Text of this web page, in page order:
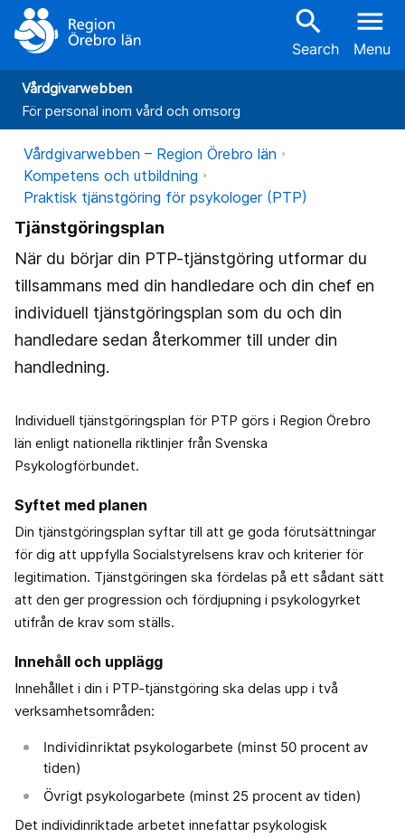
search
Search
menu
Menu
Vårdgivarwebben
För personal inom vård och omsorg
Vårdgivarwebben – Region Örebro län
Kompetens och utbildning
Praktisk tjänstgöring för psykologer (PTP)
Tjänstgöringsplan
När du börjar din PTP-tjänstgöring utformar du
tillsammans med din handledare och din chef en
individuell tjänstgöringsplan som du och din
handledare sedan återkommer till under din
handledning.
Individuell tjänstgöringsplan för PTP görs i Region Örebro
län enligt nationella riktlinjer från Svenska
Psykologförbundet.
Syftet med planen
Din tjänstgöringsplan syftar till att ge goda förutsättningar
för dig att uppfylla Socialstyrelsens krav och kriterier för
legitimation. Tjänstgöringen ska fördelas på ett sådant sätt
att den ger progression och fördjupning i psykologyrket
utifrån de krav som ställs.
Innehåll och upplägg
Innehållet i din i PTP-tjänstgöring ska delas upp i två
verksamhetsområden:
Individinriktat psykologarbete (minst 50 procent av
tiden)
Övrigt psykologarbete (minst 25 procent av tiden)
Det individinriktade arbetet innefattar psykologisk